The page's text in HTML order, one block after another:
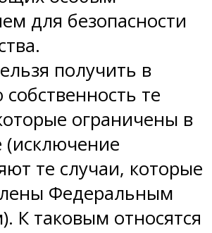
для безопасности
получить в
собственность те
ограничены в
(исключение
те случаи, которые
Федеральным
К таковым относятся